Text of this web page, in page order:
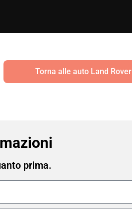
Torna alle auto Land Rover
prima.